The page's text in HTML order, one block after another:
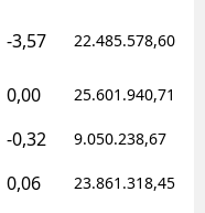
-3,57 22.485.578,60
0,00 25.601.940,71
-0,32 9.050.238,67
0,06 23.861.318,45